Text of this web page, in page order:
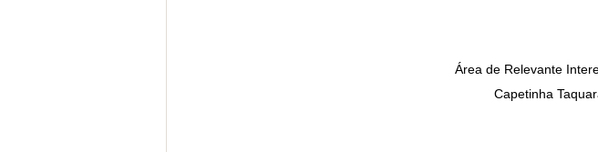
Área de Relevante
Capetinha